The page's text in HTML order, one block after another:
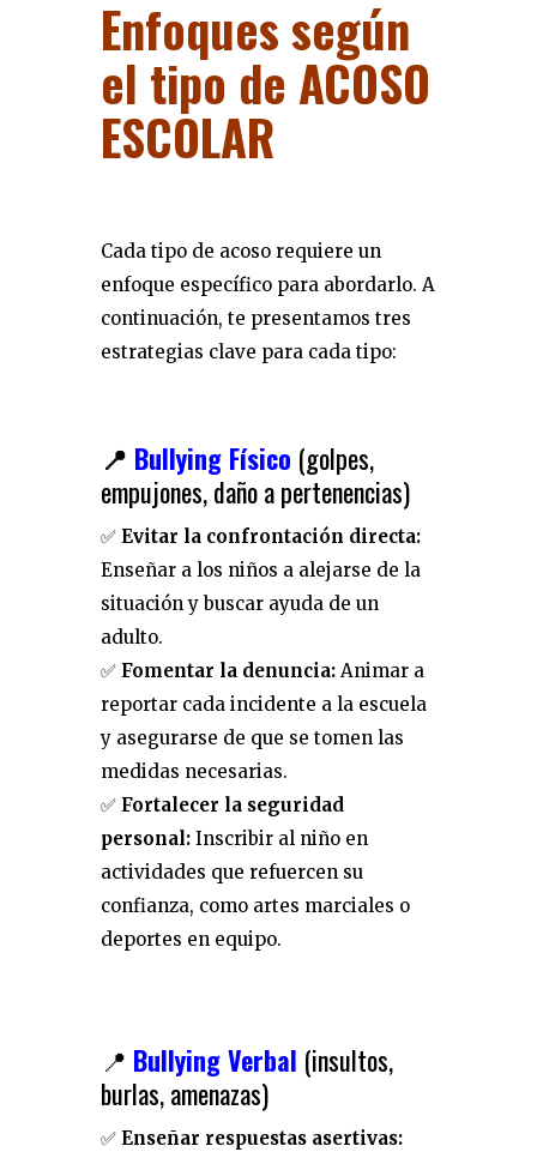
Enfoques según
el tipo de ACOSO
ESCOLAR
Cada tipo de acoso requiere un
enfoque específico para abordarlo. A
continuación, te presentamos tres
estrategias clave para cada tipo:
📍 Bullying Físico (golpes,
empujones, daño a pertenencias)
✅ Evitar la confrontación directa:
Enseñar a los niños a alejarse de la
situación y buscar ayuda de un
adulto.
✅ Fomentar la denuncia: Animar a
reportar cada incidente a la escuela
y asegurarse de que se tomen las
medidas necesarias.
✅ Fortalecer la seguridad
personal: Inscribir al niño en
actividades que refuercen su
confianza, como artes marciales o
deportes en equipo.
📍 Bullying Verbal (insultos,
burlas, amenazas)
✅ Enseñar respuestas asertivas: